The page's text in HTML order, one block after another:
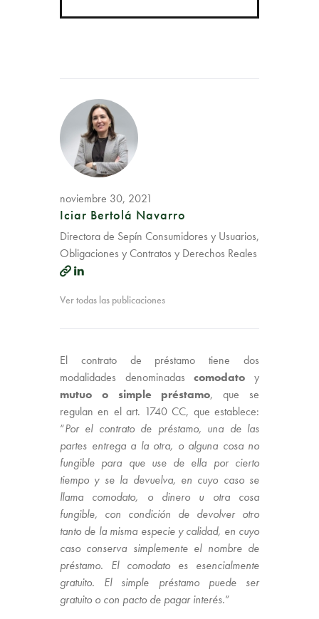
noviembre 30, 2021
Iciar Bertolá Navarro
Directora de Sepín Consumidores y Usuarios,
Obligaciones y Contratos y Derechos Reales
Ver todas las publicaciones
El contrato de préstamo tiene dos
modalidades denominadas comodato y
mutuo
o simple préstamo, que se
regulan en el art. 1740 CC, que establece:
“Por el contrato de préstamo, una de las
partes entrega a la otra, o alguna cosa no
fungible para que use de ella por cierto
tiempo y se la devuelva, en cuyo caso se
llama comodato, o dinero u otra cosa
fungible, con condición de devolver otro
tanto de la misma especie y calidad, en cuyo
caso conserva simplemente el nombre de
préstamo. El comodato es esencialmente
gratuito. El simple préstamo puede ser
gratuito o con pacto de pagar interés.”